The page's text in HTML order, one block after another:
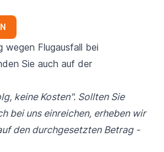
wegen Flugausfall bei
Sie auch auf der
keine Kosten". Sollten Sie
bei uns einreichen, erheben wir
den durchgesetzten Betrag -